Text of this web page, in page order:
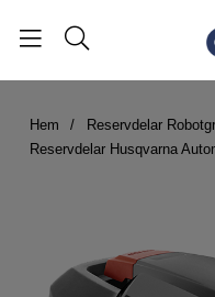
Hem
Reservdelar
Reservdelar Husqvarna